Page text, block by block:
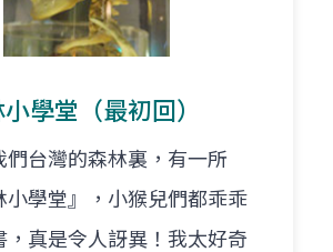
學堂（最初回）
們台灣的森林裏，有一所
小學堂』，小猴兒們都乖乖
，真是令人訝異！我太好奇